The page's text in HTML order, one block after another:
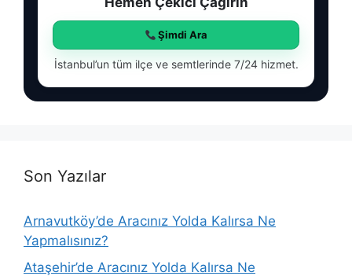
Şimdi Ara
İstanbul’un tüm ilçe ve semtlerinde 7/24 hizmet.
Son Yazılar
Arnavutköy’de Aracınız Yolda Kalırsa Ne
Yapmalısınız?
Ataşehir’de Aracınız Yolda Kalırsa Ne